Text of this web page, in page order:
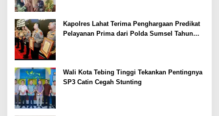
Kapolres Lahat Terima Penghargaan Predikat
Pelayanan Prima dari Polda Sumsel Tahun
Wali Kota Tebing Tinggi Tekankan Pentingnya
SP3 Catin Cegah Stunting